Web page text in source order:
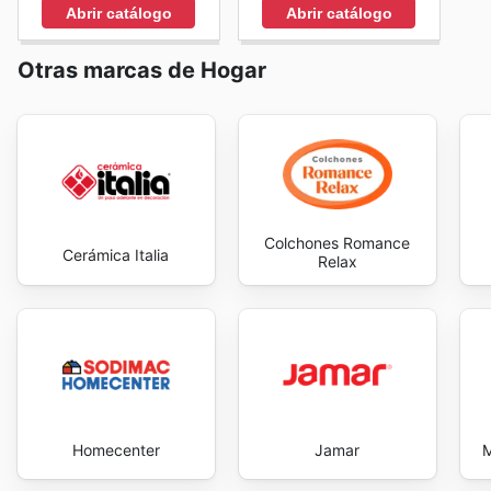
compras más eficiente y estratégica, garantizando
Visit Distrihogar's website today to explore the best
Abrir catálogo Abrir catálogo
Otras marcas de Hogar
Cerámica Italia
Colchones Romance
Relax
Homecenter Jamar